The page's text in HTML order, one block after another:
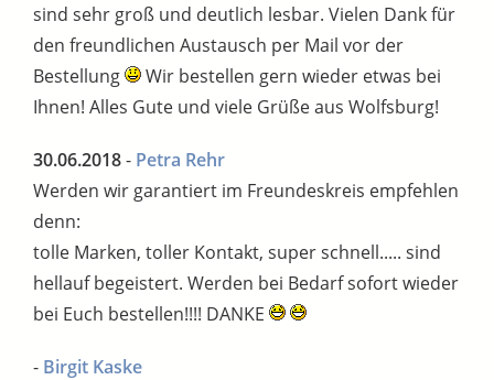
sind sehr groß und deutlich lesbar. Vielen Dank für
den freundlichen Austausch per Mail vor der
Bestellung
Wir bestellen gern wieder etwas bei
Ihnen! Alles Gute und viele Grüße aus Wolfsburg!
30.06.2018- Petra Rehr
Werden wir garantiert im Freundeskreis empfehlen
denn:
tolle Marken, toller Kontakt, super schnell..... sind
hellauf begeistert. Werden bei Bedarf sofort wieder
bei Euch bestellen!!!! DANKE
- Birgit Kaske